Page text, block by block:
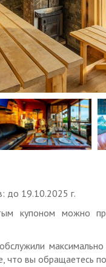
до 19.10.2025 г.
купоном можно
что вы обращаетесь